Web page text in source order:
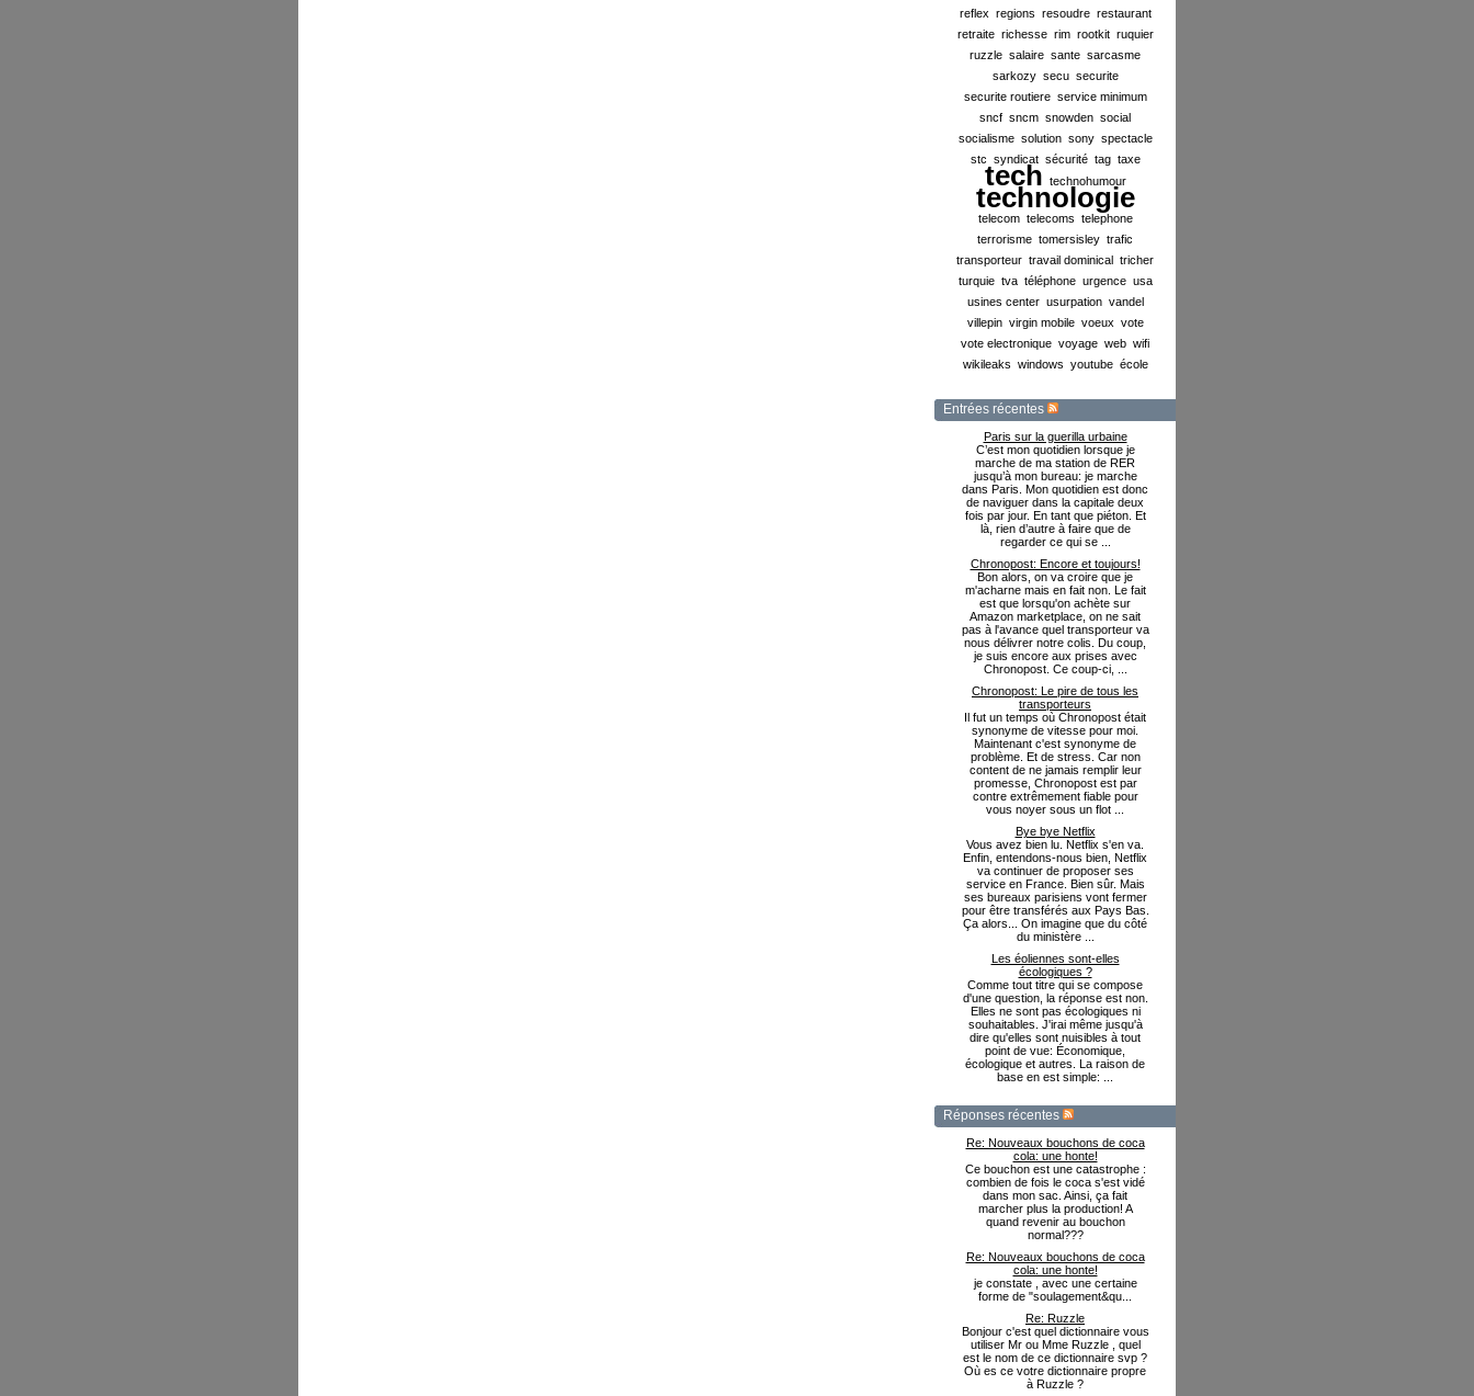
reflex regions resoudre restaurant
retraite richesse rim rootkit ruquier
ruzzle salaire sante sarcasme
sarkozy secu securite
securite routiere service minimum
sncf sncm snowden social
socialisme solution sony spectacle
stc syndicat sécurité tag taxe
tech technohumour
technologie
telecom telecoms telephone
terrorisme tomersisley trafic
transporteur travail dominical tricher
turquie tva téléphone urgence usa
usines center usurpation vandel
villepin virgin mobile voeux vote
vote electronique voyage web wifi
wikileaks windows youtube école
Entrées récentes
Paris sur la guerilla urbaine
C’est mon quotidien lorsque je
marche de ma station de RER
jusqu’à mon bureau: je marche
dans Paris. Mon quotidien est donc
de naviguer dans la capitale deux
fois par jour. En tant que piéton. Et
là, rien d’autre à faire que de
regarder ce qui se ...
Chronopost: Encore et toujours!
Bon alors, on va croire que je
m'acharne mais en fait non. Le fait
est que lorsqu'on achète sur
Amazon marketplace, on ne sait
pas à l'avance quel transporteur va
nous délivrer notre colis. Du coup,
je suis encore aux prises avec
Chronopost. Ce coup-ci, ...
Chronopost: Le pire de tous les
transporteurs
Il fut un temps où Chronopost était
synonyme de vitesse pour moi.
Maintenant c'est synonyme de
problème. Et de stress. Car non
content de ne jamais remplir leur
promesse, Chronopost est par
contre extrêmement fiable pour
vous noyer sous un flot ...
Bye bye Netflix
Vous avez bien lu. Netflix s'en va.
Enfin, entendons-nous bien, Netflix
va continuer de proposer ses
service en France. Bien sûr. Mais
ses bureaux parisiens vont fermer
pour être transférés aux Pays Bas.
Ça alors... On imagine que du côté
du ministère ...
Les éoliennes sont-elles
écologiques ?
Comme tout titre qui se compose
d'une question, la réponse est non.
Elles ne sont pas écologiques ni
souhaitables. J'irai même jusqu'à
dire qu'elles sont nuisibles à tout
point de vue: Économique,
écologique et autres. La raison de
base en est simple: ...
Réponses récentes
Re: Nouveaux bouchons de coca
cola: une honte!
Ce bouchon est une catastrophe :
combien de fois le coca s'est vidé
dans mon sac. Ainsi, ça fait
marcher plus la production! A
quand revenir au bouchon
normal???
Re: Nouveaux bouchons de coca
cola: une honte!
je constate , avec une certaine
forme de "soulagement&qu...
Re: Ruzzle
Bonjour c'est quel dictionnaire vous
utiliser Mr ou Mme Ruzzle , quel
est le nom de ce dictionnaire svp ?
Où es ce votre dictionnaire propre
à Ruzzle ?